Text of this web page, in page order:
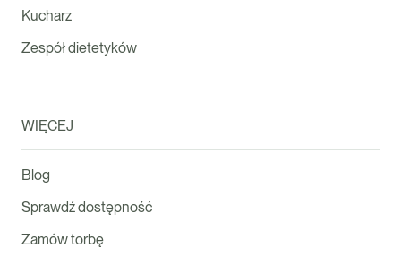
Kucharz
Zespół dietetyków
WIĘCEJ
Blog
Sprawdź dostępność
Zamów torbę